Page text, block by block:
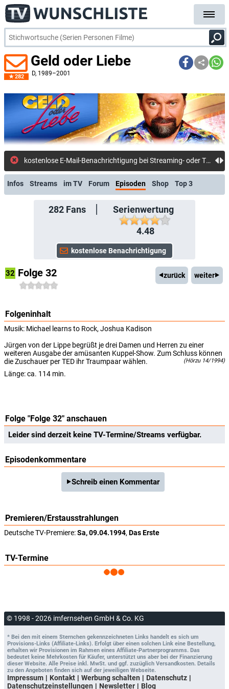
282
Geld oder Liebe
D, 1989–2001
kostenlose E-Mail-Benachrichtigung bei Streaming- oder TV-Start
Infos Streams im TV Forum Episoden Shop Top 3
282Fans
Serienwertung
4.48
32 Folge 32 zurück weiter
Folgeninhalt
Musik: Michael learns to Rock, Joshua Kadison
Jürgen von der Lippe begrüßt je drei Damen und Herren zu einer
weiteren Ausgabe der amüsanten Kuppel-Show. Zum Schluss können
die Zuschauer per TED ihr Traumpaar wählen.
(Hörzu 14/1994)
Länge: ca. 114 min.
Folge "Folge 32" anschauen
Leider sind derzeit keine TV-Termine/Streams verfügbar.
Episodenkommentare
Schreib einen Kommentar
Premieren/Erstausstrahlungen
Deutsche TV-Premiere:Sa, 09.04.1994, Das Erste
TV-Termine
© 1998 - 2026 imfernsehen GmbH & Co. KG
* Bei den mit einem Sternchen gekennzeichneten Links handelt es sich um
Provisions-Links (Affiliate-Links). Erfolgt über einen solchen Link eine Bestellung,
erhalten wir Provisionen im Rahmen eines Affiliate-Partnerprogramms. Das
bedeutet keine Mehrkosten für Käufer, unterstützt uns aber bei der Finanzierung
dieser Website. Alle Preise inkl. MwSt. und ggf. zuzüglich Versandkosten. Details
zu den Angeboten finden sich auf der jeweiligen Webseite.
Impressum Kontakt Werbung schalten
Datenschutz
Datenschutzeinstellungen
Newsletter Blog